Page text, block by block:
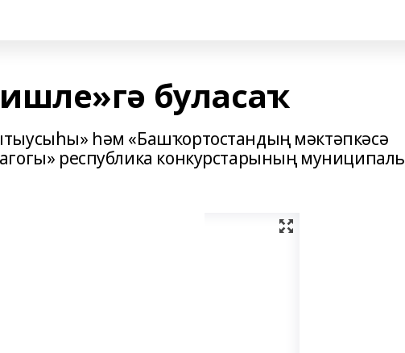
буласаҡ
hәм «Башҡортостандың мәктәпкәсә
республика конкурстарының муниципаль